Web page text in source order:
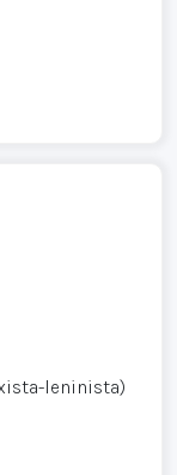
leninista)